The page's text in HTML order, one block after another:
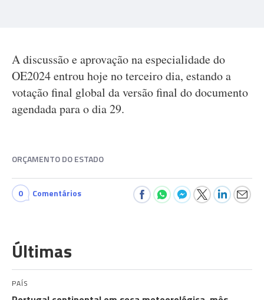
A discussão e aprovação na especialidade do
OE2024 entrou hoje no terceiro dia, estando a
votação final global da versão final do documento
agendada para o dia 29.
ORÇAMENTO DO ESTADO
0 Comentários
Últimas
PAÍS